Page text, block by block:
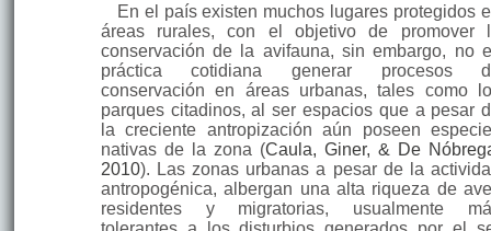
En el país existen muchos lugares protegidos
áreas rurales, con el objetivo de promover
conservación de la avifauna, sin embargo, no
práctica cotidiana generar procesos
conservación en áreas urbanas, tales como
parques citadinos, al ser espacios que a pesar
la creciente antropización aún poseen
nativas de la zona (Caula, Giner, & De
2010). Las zonas urbanas a pesar de la
antropogénica, albergan una alta riqueza de
residentes y migratorias, usualmente